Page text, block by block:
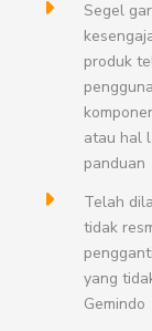
Segel
produk
atau hal
panduan
Telah
tidak
yang
Gemindo